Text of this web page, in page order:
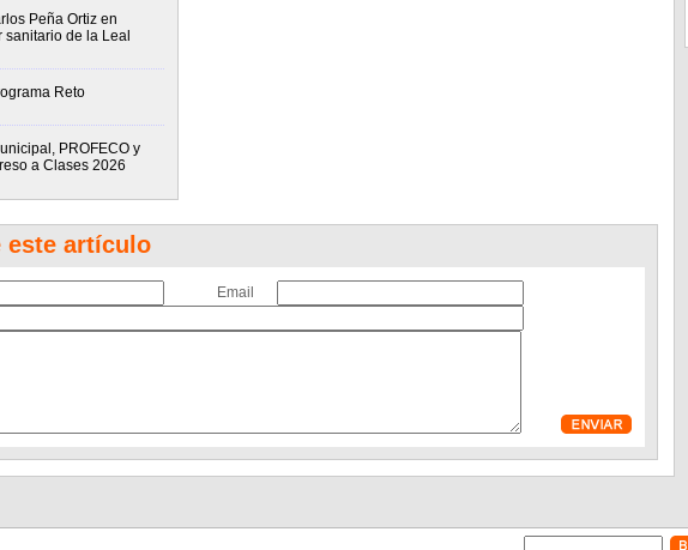
Peña Ortiz en
de la Leal
Reto
PROFECO y
a Clases 2026
este artículo
Email